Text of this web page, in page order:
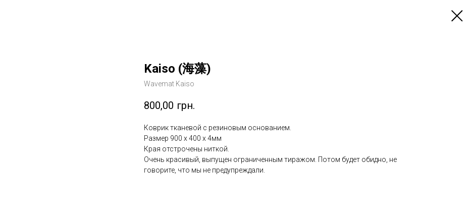
Kaiso (海藻)
Wavemat Kaiso
800,00 грн.
Коврик тканевой с резиновым основанием.
Размер 900 x 400 x 4мм
Края отстрочены ниткой.
Очень красивый, выпущен ограниченным тиражом. Потом будет обидно, не
говорите, что мы не предупреждали.